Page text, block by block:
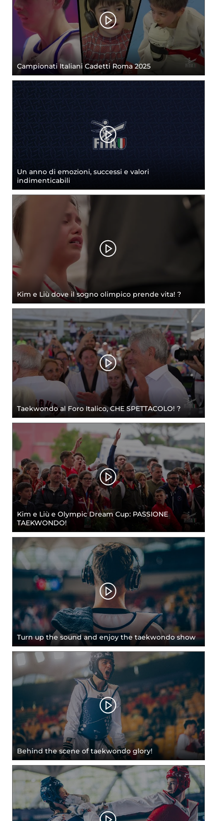
Campionati Italiani Cadetti Roma 2025
Un anno di emozioni, successi e valori
indimenticabili
Kim e Liù dove il sogno olimpico prende vita! ?
Taekwondo al Foro Italico, CHE SPETTACOLO! ?
Kim e Liù e Olympic Dream Cup: PASSIONE
TAEKWONDO!
Turn up the sound and enjoy the taekwondo show
Behind the scene of taekwondo glory!